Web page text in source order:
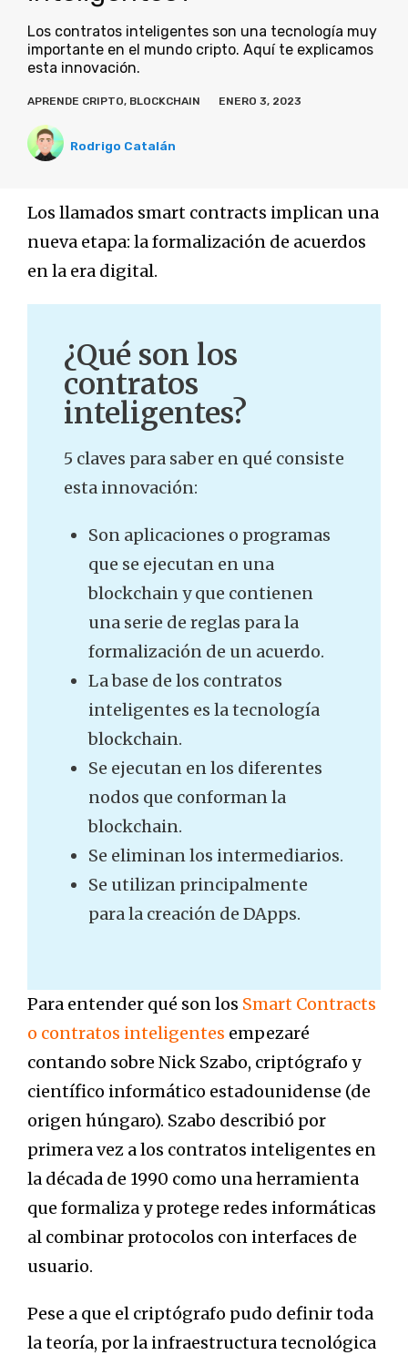
Los contratos inteligentes son una tecnología muy
importante en el mundo cripto. Aquí te explicamos
esta innovación.
APRENDE CRIPTO, BLOCKCHAIN ENERO 3, 2023
Rodrigo Catalán
Los llamados smart contracts implican una
nueva etapa: la formalización de acuerdos
en la era digital.
¿Qué son los
contratos
inteligentes?
5 claves para saber en qué consiste
esta innovación:
Son aplicaciones o programas
que se ejecutan en una
blockchain y que contienen
una serie de reglas para la
formalización de un acuerdo.
La base de los contratos
inteligentes es la tecnología
blockchain.
Se ejecutan en los diferentes
nodos que conforman la
blockchain.
Se eliminan los intermediarios.
Se utilizan principalmente
para la creación de DApps.
Para entender qué son los Smart Contracts
o contratos inteligentes empezaré
contando sobre Nick Szabo, criptógrafo y
científico informático estadounidense (de
origen húngaro). Szabo describió por
primera vez a los contratos inteligentes en
la década de 1990 como unaherramienta
que formaliza y protege redes informáticas
al combinar protocolos con interfaces de
usuario.
Pese a que el criptógrafo pudo definir toda
la teoría, por la infraestructura tecnológica